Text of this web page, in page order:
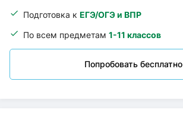
Подготовка к ЕГЭ/ОГЭ и ВПР
По всем предметам 1-11 классов
Попробовать бесплатно